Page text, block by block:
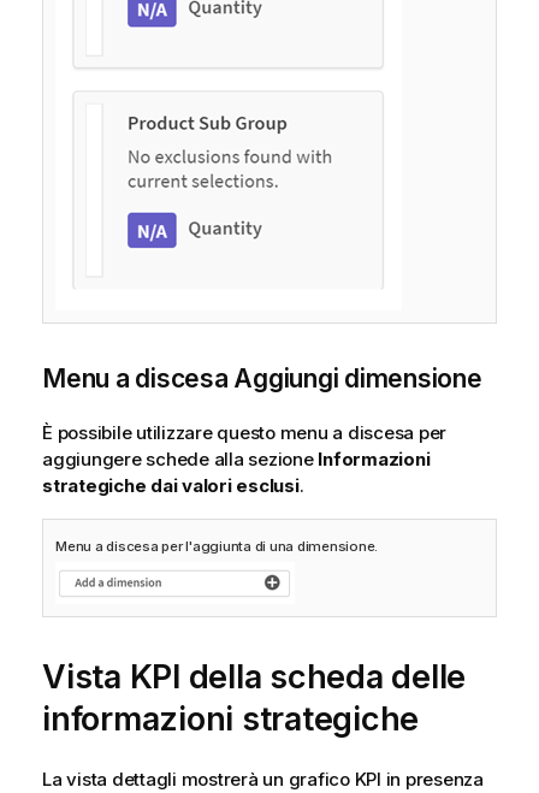
Menu a discesa Aggiungi dimensione
È possibile utilizzare questo menu a discesa per
aggiungere schede alla sezione Informazioni
strategiche dai valori esclusi.
Menu a discesa per l'aggiunta di una dimensione.
Vista KPI della scheda delle
informazioni strategiche
La vista dettagli mostrerà un grafico KPI in presenza